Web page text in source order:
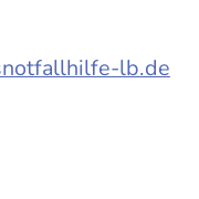
lb.de